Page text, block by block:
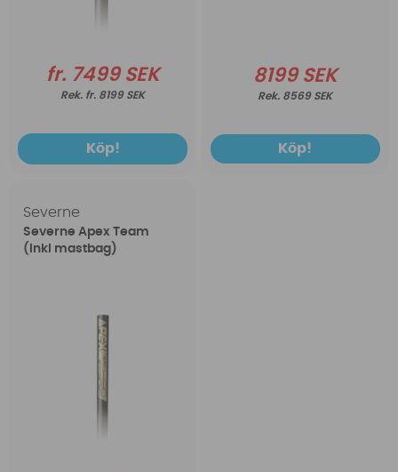
fr. 7499 SEK
fr. 8199 SEK
Köp!
8199 SEK
8569 SEK
Köp!
Severne
Severne Apex Team
(Inkl mastbag)